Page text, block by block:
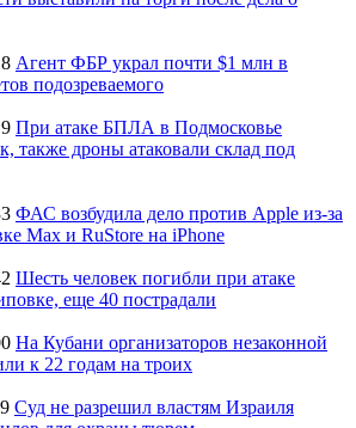
Агент ФБР украл почти $1 млн в
подозреваемого
При атаке БПЛА в Подмосковье
также дроны атаковали склад под
ФАС возбудила дело против Apple из-за
Max и RuStore на iPhone
Шесть человек погибли при атаке
еще 40 пострадали
На Кубани организаторов незаконной
к 22 годам на троих
Суд не разрешил властям Израиля